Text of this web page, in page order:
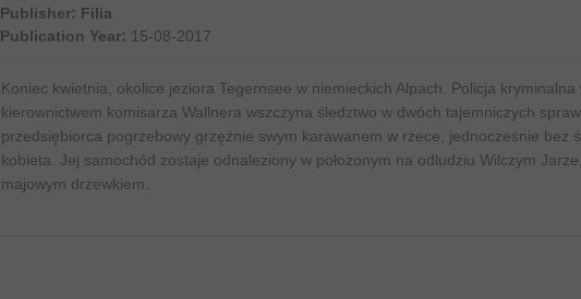
Publisher: Filia
Publication Year: 15-08-2017
Koniec kwietnia, okolice jeziora Tegernsee w niemieckich Alpach. Policja
kierownictwem komisarza Wallnera wszczyna śledztwo w dwóch tajemniczych
przedsiębiorca pogrzebowy grzęźnie swym karawanem w rzece, jednocześnie bez
kobieta. Jej samochód zostaje odnaleziony w położonym na odludziu Wilczym
majowym drzewkiem.